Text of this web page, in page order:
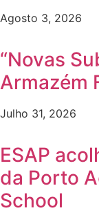
Agosto 3, 2026
“Novas
Armazém
Julho 31, 2026
ESAP
da Porto
School